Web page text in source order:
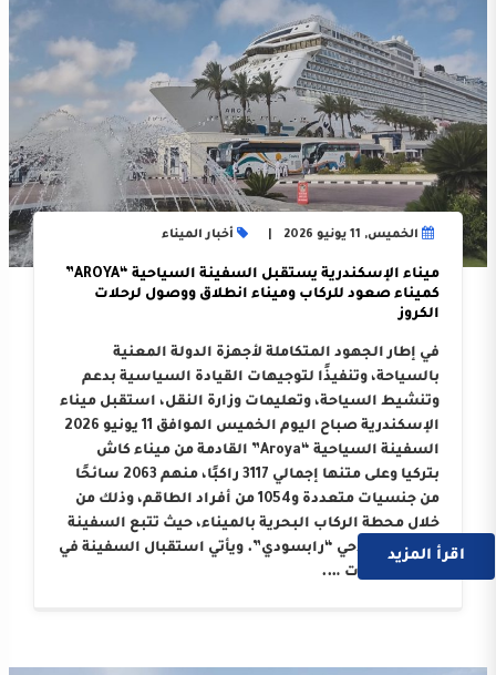
الخميس, 11 يونيو 2026 أخبار الميناء
ميناء الإسكندرية يستقبل السفينة السياحية “AROYA”
كميناء صعود للركاب وميناء انطلاق ووصول لرحلات
الكروز
في إطار الجهود المتكاملة لأجهزة الدولة المعنية
بالسياحة، وتنفيذًا لتوجيهات القيادة السياسية بدعم
وتنشيط السياحة، وتعليمات وزارة النقل، استقبل ميناء
الإسكندرية صباح اليوم الخميس الموافق 11 يونيو 2026
السفينة السياحية “Aroya” القادمة من ميناء كاش
بتركيا وعلى متنها إجمالي 3117 راكبًا، منهم 2063 سائحًا
من جنسيات متعددة و1054 من أفراد الطاقم، وذلك من
خلال محطة الركاب البحرية بالميناء، حيث تتبع السفينة
الوكيل الملاحي “رابسودي”. ويأتي استقبال السفينة في
إطار النجاحات ….
اقرأ المزيد